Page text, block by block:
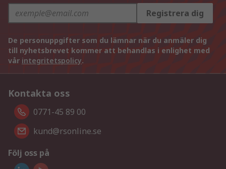
Registrera dig
De personuppgifter som du lämnar när du anmäler dig
till nyhetsbrevet kommer att behandlas i enlighet med
vår integritetspolicy.
Kontakta oss
0771-45 89 00
kund@rsonline.se
Följ oss på